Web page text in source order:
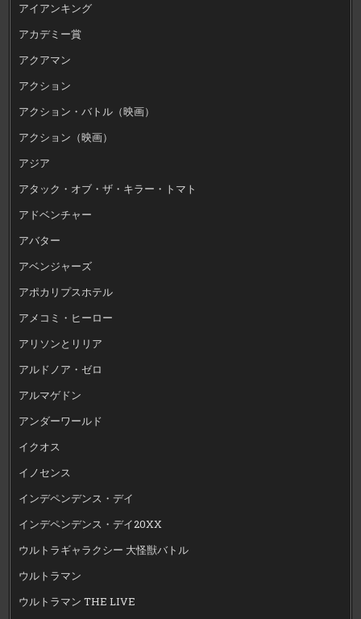
アイアンキング
アカデミー賞
アクアマン
アクション
アクション・バトル（映画）
アクション（映画）
アジア
アタック・オブ・ザ・キラー・トマト
アドベンチャー
アバター
アベンジャーズ
アポカリプスホテル
アメコミ・ヒーロー
アリソンとリリア
アルドノア・ゼロ
アルマゲドン
アンダーワールド
イクオス
イノセンス
インデペンデンス・デイ
インデペンデンス・デイ20XX
ウルトラギャラクシー 大怪獣バトル
ウルトラマン
ウルトラマン THE LIVE